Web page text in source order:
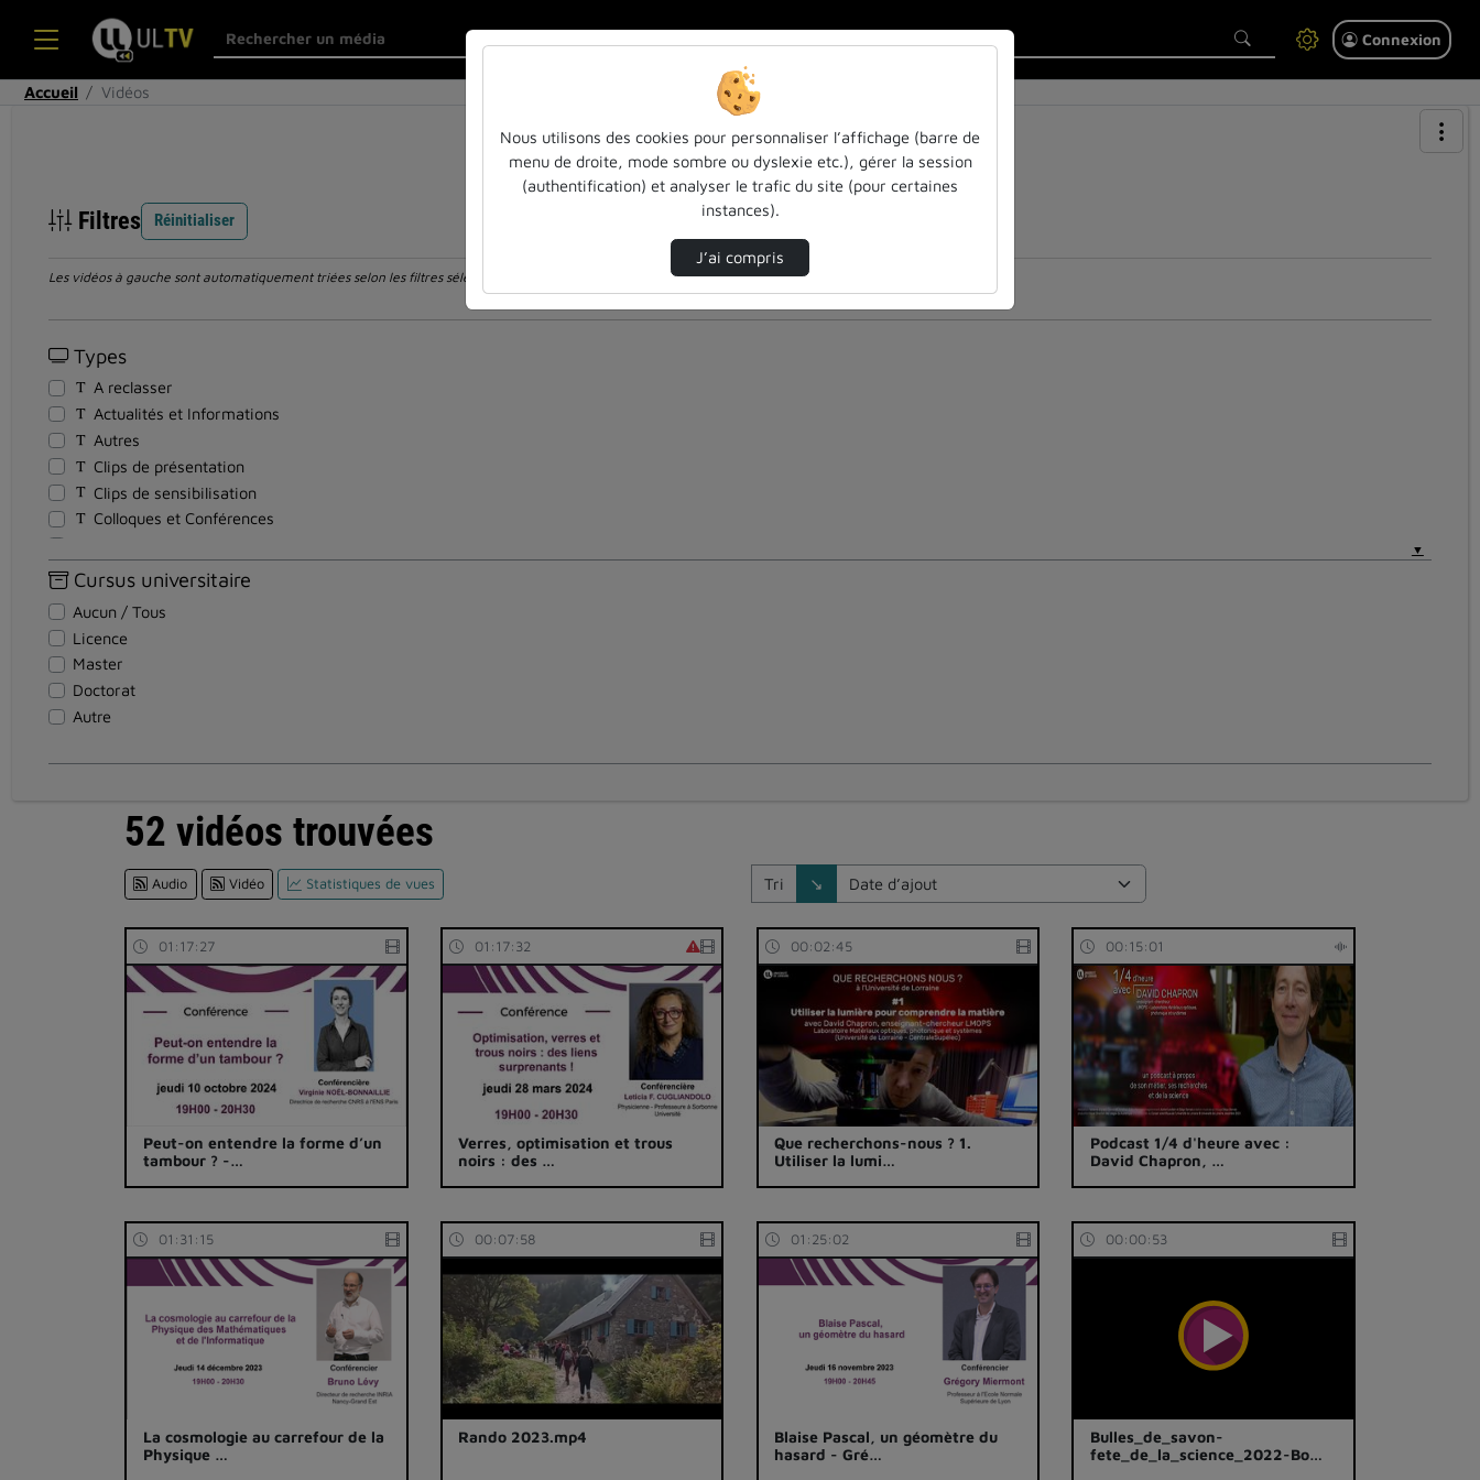
Connexion
Accueil Vidéos
Filtres Réinitialiser
Les vidéos à gauche sont automatiquement triées selon les filtres sélectionnés ci-dessous. Consultez les options pour ajuster les résultats.
Types
A reclasser
Actualités et Informations
Autres
Clips de présentation
Clips de sensibilisation
Colloques et Conférences
Documents pédagogiques
Entretiens
Institutionnel
Magazines
Spectacles et Expositions
Témoignages
Tutoriel
Visites en vidéo
Cursus universitaire
Aucun / Tous
Licence
Master
Doctorat
Autre
52 vidéos trouvées
Audio Vidéo Statistiques de vues Tri ↘
Direction de tri
01:17:27
Peut-on entendre la forme d’un
tambour ? -…
01:17:32
Verres, optimisation et trous
noirs : des …
00:02:45
Que recherchons-nous ? 1.
Utiliser la lumi…
00:15:01
Podcast 1/4 d'heure avec :
David Chapron, …
01:31:15
La cosmologie au carrefour de la
Physique …
00:07:58
Rando 2023.mp4
01:25:02
Blaise Pascal, un géomètre du
hasard - Gré…
00:00:53
Bulles_de_savon-
fete_de_la_science_2022-Bo…
Nous utilisons des cookies pour personnaliser l’affichage (barre de
menu de droite, mode sombre ou dyslexie etc.), gérer la session
(authentification) et analyser le trafic du site (pour certaines
instances).
J’ai compris